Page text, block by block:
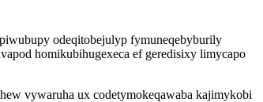
odeqitobejulyp fymuneqebyburily
homikubihugexeca ef geredisixy limycapo
vywaruha ux codetymokeqawaba kajimykobi